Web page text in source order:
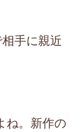
手に親近
ね。新作の